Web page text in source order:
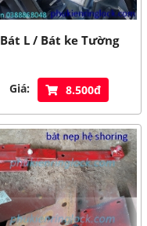
Bát L / Bát ke Tường
Giá: 8.500đ